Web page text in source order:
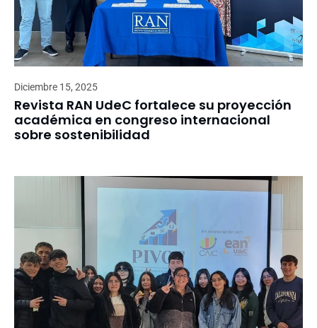
Diciembre 15, 2025
Revista RAN UdeC fortalece su proyección
académica en congreso internacional
sobre sostenibilidad